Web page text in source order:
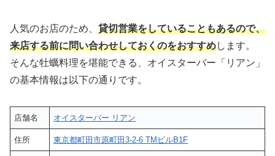
人気のお店のため、 貸切営業をしていることもあるので、
来店する前に問い合わせしておくのをおすすめします。
そんな牡蠣料理を堪能できる、オイスターバー「リアン」
の基本情報は以下の通りです。
店舗名 オイスターバー リアン
住所 東京都町田市原町田3-2-6 TMビルB1F